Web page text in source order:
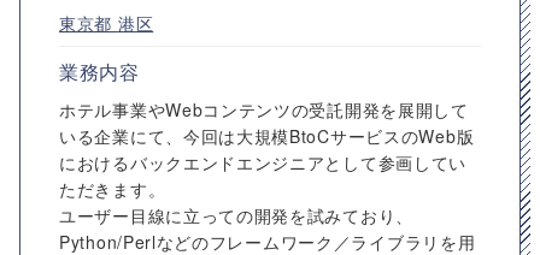
東京都 港区
業務内容
ホテル事業やWebコンテンツの受託開発を展開して
いる企業にて、今回は大規模BtoCサービスのWeb版
におけるバックエンドエンジニアとして参画してい
ただきます。
ユーザー目線に立っての開発を試みており、
Python/Perlなどのフレームワーク／ライブラリを用